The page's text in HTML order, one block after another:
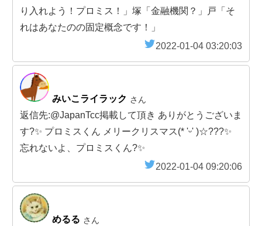
り入れよう！プロミス！」塚「金融機関？」戸「そ
れはあなたのの固定概念です！」
2022-01-04 03:20:03
みいこライラック さん
返信先:@JapanTcc掲載して頂き ありがとうございま
す?✨ プロミスくん メリークリスマス(* 'ᵕ' )☆???✨
忘れないよ、プロミスくん?✨
2022-01-04 09:20:06
めるる さん